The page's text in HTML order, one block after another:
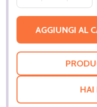
AGGIUNGI AL
HAI